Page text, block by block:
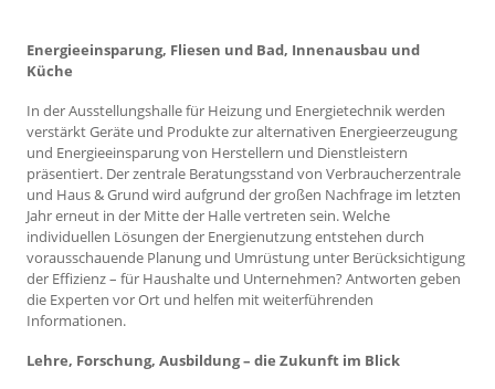
Energieeinsparung, Fliesen und Bad, Innenausbau und
Küche
In der Ausstellungshalle für Heizung und Energietechnik werden
verstärkt Geräte und Produkte zur alternativen Energieerzeugung
und Energieeinsparung von Herstellern und Dienstleistern
präsentiert. Der zentrale Beratungsstand von Verbraucherzentrale
und Haus & Grund wird aufgrund der großen Nachfrage im letzten
Jahr erneut in der Mitte der Halle vertreten sein. Welche
individuellen Lösungen der Energienutzung entstehen durch
vorausschauende Planung und Umrüstung unter Berücksichtigung
der Effizienz – für Haushalte und Unternehmen? Antworten geben
die Experten vor Ort und helfen mit weiterführenden
Informationen.
Lehre, Forschung, Ausbildung – die Zukunft im Blick